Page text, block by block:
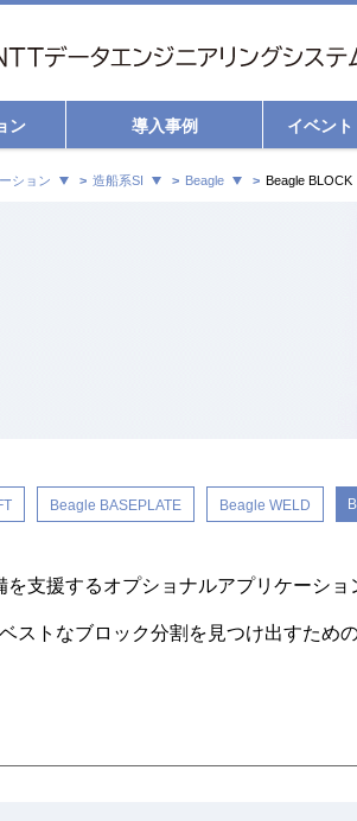
ン 導入事例 イベン
ション 造船系SI Beagle Beagle BLOCK
Beagle BASEPLATE Beagle WELD
支援するオプショナルアプリケーショ
ストなブロック分割を見つけ出すため